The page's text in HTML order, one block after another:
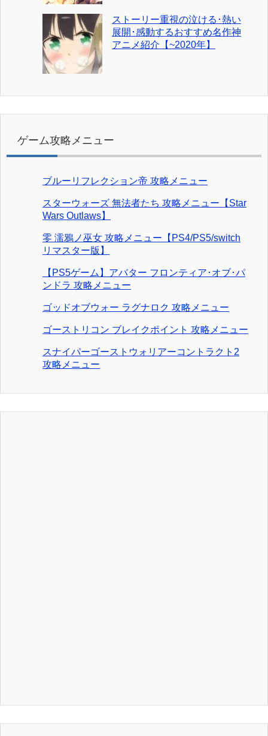
ストーリー重視の泣ける･熱い
展開･感動するおすすめ名作神
アニメ紹介【~2020年】
ゲーム攻略メニュー
ブルーリフレクション帝 攻略メニュー
スターウォーズ 無法者たち 攻略メニュー【Star
Wars Outlaws】
零 濡鴉ノ巫女 攻略メニュー【PS4/PS5/switch
リマスター版】
【PS5ゲーム】アバター フロンティア･オブ･パ
ンドラ 攻略メニュー
ゴッドオブウォー ラグナロク 攻略メニュー
ゴーストリコン ブレイクポイント 攻略メニュー
スナイパーゴーストウォリアーコントラクト2
攻略メニュー